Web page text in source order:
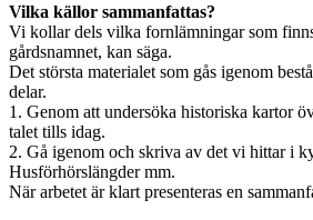
Vilka källor sammanfattas?
Vi kollar dels vilka fornlämningar som
gårdsnamnet, kan säga.
Det största materialet som gås igenom
delar.
1. Genom att undersöka historiska kartor
talet tills idag.
2. Gå igenom och skriva av det vi hittar i
Husförhörslängder mm.
När arbetet är klart presenteras en